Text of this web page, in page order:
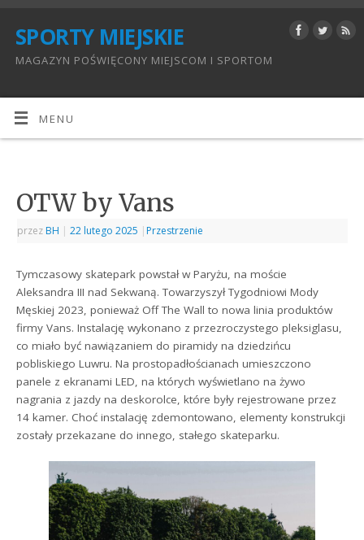
SPORTY MIEJSKIE
MAGAZYN POŚWIĘCONY MIEJSCOM I SPORTOM
MENU
OTW by Vans
przez BH | 22 lutego 2025 | Przestrzenie
Tymczasowy skatepark powstał w Paryżu, na moście
Aleksandra III nad Sekwaną. Towarzyszył Tygodniowi Mody
Męskiej 2023, ponieważ Off The Wall to nowa linia produktów
firmy Vans. Instalację wykonano z przezroczystego pleksiglasu,
co miało być nawiązaniem do piramidy na dziedzińcu
pobliskiego Luwru. Na prostopadłościanach umieszczono
panele z ekranami LED, na których wyświetlano na żywo
nagrania z jazdy na deskorolce, które były rejestrowane przez
14 kamer. Choć instalację zdemontowano, elementy konstrukcji
zostały przekazane do innego, stałego skateparku.